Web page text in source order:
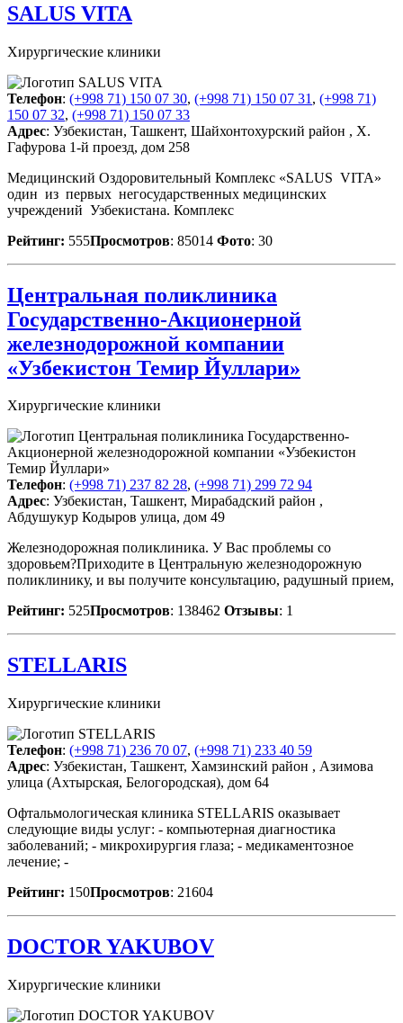
SALUS VITA
Хирургические клиники
Телефон: (+998 71) 150 07 30, (+998 71) 150 07 31 , (+998 71)
150 07 32, (+998 71) 150 07 33
Адрес: Узбекистан, Ташкент, Шайхонтохурский район , Х.
Гафурова 1-й проезд, дом 258
Медицинский Оздоровительный Комплекс «SALUS VITA»
один из первых негосударственных медицинских
учреждений Узбекистана. Комплекс
Рейтинг: 555Просмотров: 85014 Фото: 30
Центральная поликлиника
Государственно-Акционерной
железнодорожной компании
«Узбекистон Темир Йуллари»
Хирургические клиники
Телефон: (+998 71) 237 82 28, (+998 71) 299 72 94
Адрес: Узбекистан, Ташкент, Мирабадский район ,
Абдушукур Кодыров улица, дом 49
Железнодорожная поликлиника. У Вас проблемы со
здоровьем?Приходите в Центральную железнодорожную
поликлинику, и вы получите консультацию, радушный прием,
Рейтинг: 525Просмотров: 138462 Отзывы: 1
STELLARIS
Хирургические клиники
Телефон: (+998 71) 236 70 07, (+998 71) 233 40 59
Адрес: Узбекистан, Ташкент, Хамзинский район , Азимова
улица (Ахтырская, Белогородская), дом 64
Офтальмологическая клиника STELLARIS оказывает
следующие виды услуг: - компьютерная диагностика
заболеваний; - микрохирургия глаза; - медикаментозное
лечение; -
Рейтинг: 150Просмотров: 21604
DOCTOR YAKUBOV
Хирургические клиники